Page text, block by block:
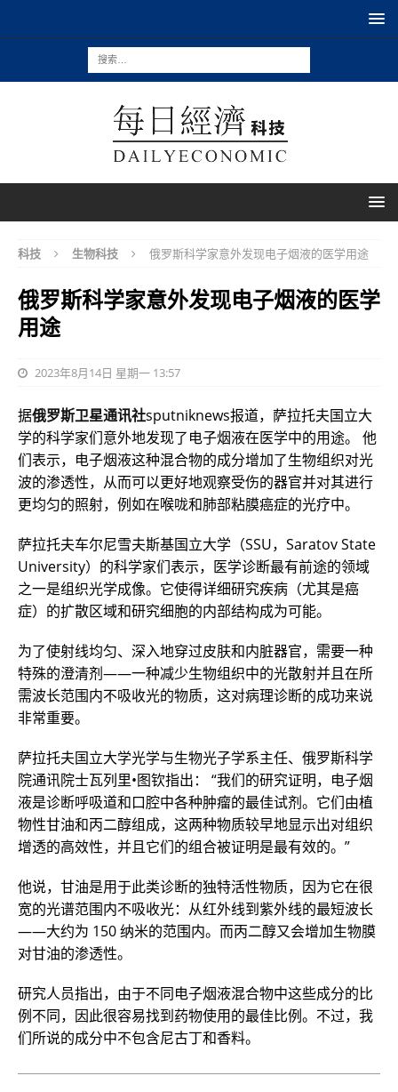
科技 生物科技 俄罗斯科学家意外发现电子烟液的医学用途
俄罗斯科学家意外发现电子烟液的医学
用途
2023年8月14日 星期一 13:57
据俄罗斯卫星通讯社sputniknews报道，萨拉托夫国立大
学的科学家们意外地发现了电子烟液在医学中的用途。 他
们表示，电子烟液这种混合物的成分增加了生物组织对光
波的渗透性，从而可以更好地观察受伤的器官并对其进行
更均匀的照射，例如在喉咙和肺部粘膜癌症的光疗中。
萨拉托夫车尔尼雪夫斯基国立大学（SSU，Saratov State
University）的科学家们表示，医学诊断最有前途的领域
之一是组织光学成像。它使得详细研究疾病（尤其是癌
症）的扩散区域和研究细胞的内部结构成为可能。
为了使射线均匀、深入地穿过皮肤和内脏器官，需要一种
特殊的澄清剂——一种减少生物组织中的光散射并且在所
需波长范围内不吸收光的物质，这对病理诊断的成功来说
非常重要。
萨拉托夫国立大学光学与生物光子学系主任、俄罗斯科学
院通讯院士瓦列里•图钦指出： “我们的研究证明，电子烟
液是诊断呼吸道和口腔中各种肿瘤的最佳试剂。它们由植
物性甘油和丙二醇组成，这两种物质较早地显示出对组织
增透的高效性，并且它们的组合被证明是最有效的。”
他说，甘油是用于此类诊断的独特活性物质，因为它在很
宽的光谱范围内不吸收光：从红外线到紫外线的最短波长
——大约为 150 纳米的范围内。而丙二醇又会增加生物膜
对甘油的渗透性。
研究人员指出，由于不同电子烟液混合物中这些成分的比
例不同，因此很容易找到药物使用的最佳比例。不过，我
们所说的成分中不包含尼古丁和香料。